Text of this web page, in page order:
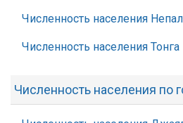
Численность населения
Численность населения Тонга
Численность населения по